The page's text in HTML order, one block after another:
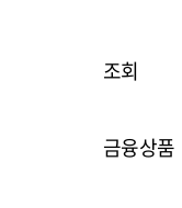
조회
금융상품